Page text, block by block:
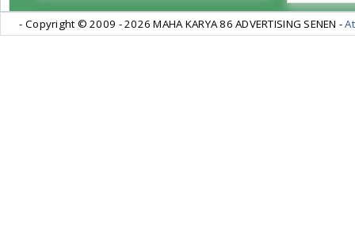
- Copyright © 2009 -2026 MAHA KARYA 86 ADVERTISING SENEN -